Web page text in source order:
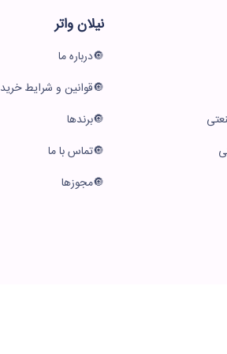
نیلان واتر
درباره ما
قوانین و شرایط خرید
برندها
تماس با ما
مجوزها